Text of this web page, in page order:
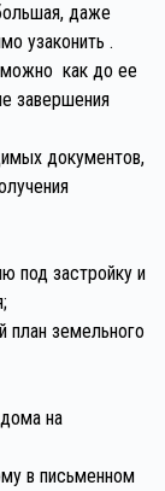
даже
узаконить .
как до ее
завершения
документов,
под застройку и
план земельного
на
в письменном